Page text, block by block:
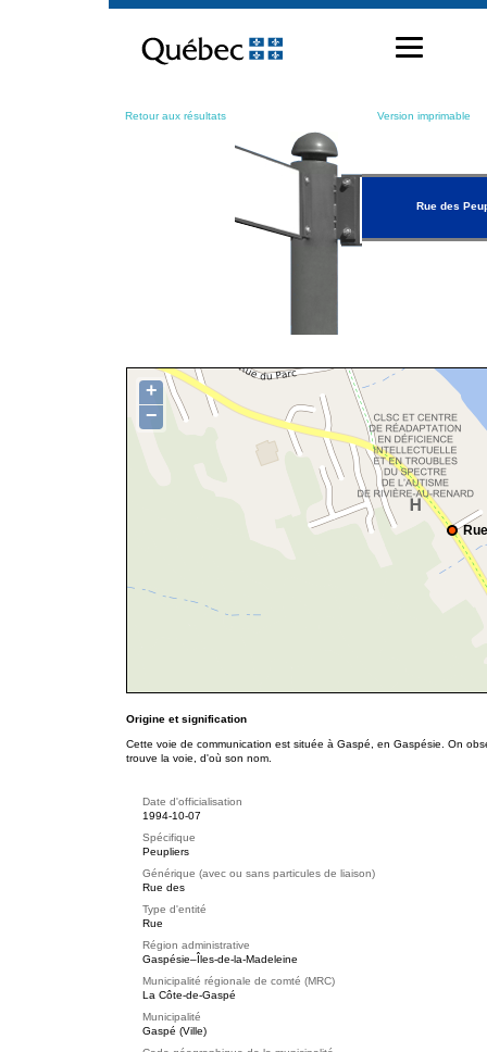
contenu
Retour aux résultats Version imprimable
Rue des
+
−
Origine et signification
Cette voie de communication est située à Gaspé, en Gaspésie. On
trouve la voie, d'où son nom.
Date d'officialisation
1994-10-07
Spécifique
Peupliers
Générique (avec ou sans particules de liaison)
Rue des
Type d'entité
Rue
Région administrative
Gaspésie–Îles-de-la-Madeleine
Municipalité régionale de comté (MRC)
La Côte-de-Gaspé
Municipalité
Gaspé (Ville)